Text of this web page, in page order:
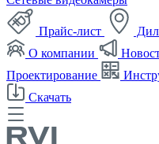
Прайс-лист
О компании
Проектирование
Скачать